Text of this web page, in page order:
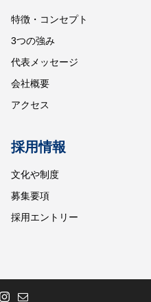
特徴・コンセプト
3つの強み
代表メッセージ
会社概要
アクセス
採用情報
文化や制度
募集要項
採用エントリー